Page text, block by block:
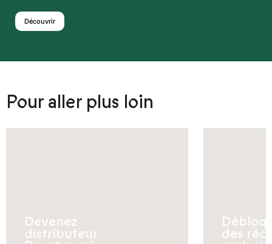
Découvrir
Pour aller plus loin
Devenez
distributeur des